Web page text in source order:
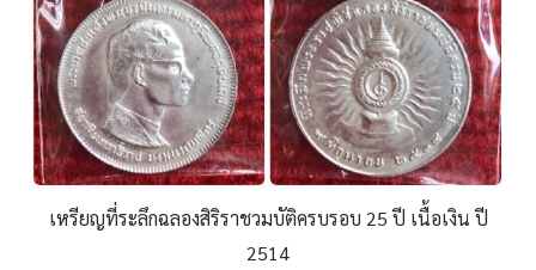
เหรียญที่ระลึกฉลองสิริราชวมบัติครบรอบ 25 ปี เนื้อเงิน ปี
2514